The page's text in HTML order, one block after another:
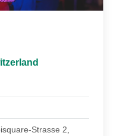
Strasse 2,